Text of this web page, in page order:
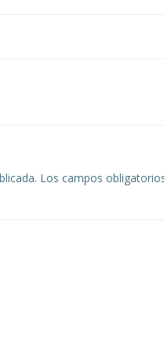
Los campos